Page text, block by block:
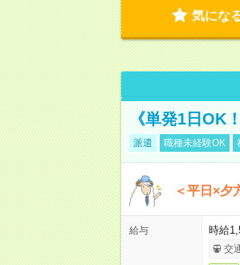
気にな
《単発1日OK
派遣 職種未経験OK
＜平日×夕
給与 時給
交